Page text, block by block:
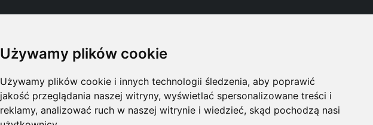
Używamy plików cookie
Używamy plików cookie i innych technologii śledzenia, aby poprawić
jakość przeglądania naszej witryny, wyświetlać spersonalizowane treści i
reklamy, analizować ruch w naszej witrynie i wiedzieć, skąd pochodzą nasi